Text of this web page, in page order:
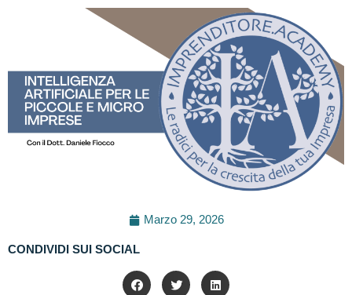
Marzo 29, 2026
CONDIVIDI SUI SOCIAL